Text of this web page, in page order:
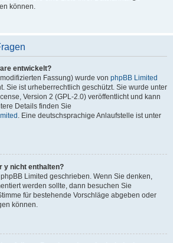
können.
entwickelt?
Fassung) wurde von phpBB Limited
Sie ist urheberrechtlich geschützt. Sie wurde unter
Version 2 (GPL-2.0) veröffentlicht und kann
Details finden Sie
. Eine deutschsprachige Anlaufstelle ist unter
y nicht enthalten?
Limited geschrieben. Wenn Sie denken,
werden sollte, dann besuchen Sie
für bestehende Vorschläge abgeben oder
können.